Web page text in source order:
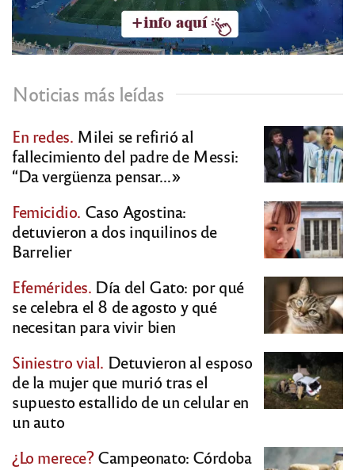
Noticias más leídas
En redes. Milei se refirió al
fallecimiento del padre de Messi:
“Da vergüenza pensar…»
Femicidio. Caso Agostina:
detuvieron a dos inquilinos de
Barrelier
Efemérides. Día del Gato: por qué
se celebra el 8 de agosto y qué
necesitan para vivir bien
Siniestro vial. Detuvieron al esposo
de la mujer que murió tras el
supuesto estallido de un celular en
un auto
¿Lo merece?Campeonato: Córdoba